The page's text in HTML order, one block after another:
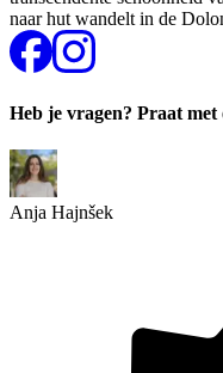
naar hut wandelt in de
Heb je vragen? Praat met
Anja Hajnšek